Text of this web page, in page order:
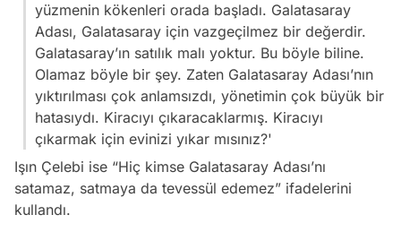
yüzmenin kökenleri orada başladı. Galatasaray
Adası, Galatasaray için vazgeçilmez bir değerdir.
Galatasaray’ın satılık malı yoktur. Bu böyle biline.
Olamaz böyle bir şey. Zaten Galatasaray Adası’nın
yıktırılması çok anlamsızdı, yönetimin çok büyük bir
hatasıydı. Kiracıyı çıkaracaklarmış. Kiracıyı
çıkarmak için evinizi yıkar mısınız?'
Işın Çelebi ise “Hiç kimse Galatasaray Adası’nı
satamaz, satmaya da tevessül edemez” ifadelerini
kullandı.